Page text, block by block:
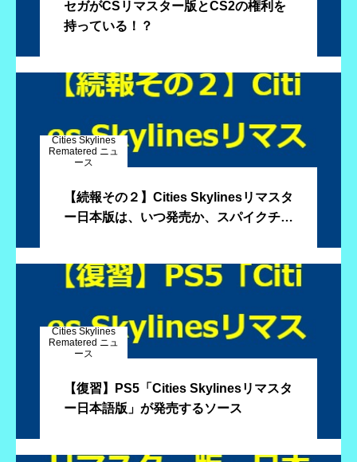
セガがCSリマスター版とCS2の権利を
持っている！？
Cities Skylines
Rematered ニュ
ース
【続報その２】Cities Skylinesリマスタ
ー日本版は、いつ発売か、スパイクチュ
Cities Skylines
Rematered ニュ
ース
【復習】PS5「Cities Skylinesリマスタ
ー日本語版」が発売するソース